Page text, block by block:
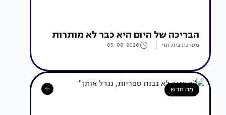
הבריכה של היום היא כבר לא מותרות
מערכת בית ונוי 05-08-2026
מה חדש